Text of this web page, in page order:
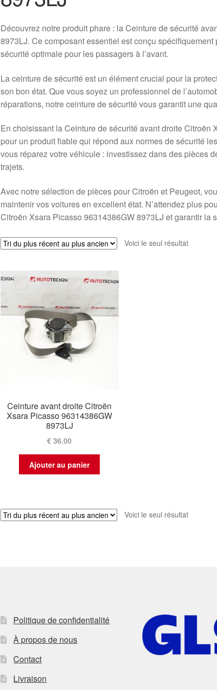
Découvrez notre produit phare : la Ceinture de sécurité
8973LJ. Ce composant essentiel est conçu
sécurité optimale pour les passagers à l’avant.
La ceinture de sécurité est un élément crucial pour la
son bon état. Que vous soyez un professionnel de
réparations, notre ceinture de sécurité vous garantit une
En choisissant la Ceinture de sécurité avant droite
pour un produit fiable qui répond aux normes de sécurité
vous réparez votre véhicule : investissez dans des pièces
trajets.
Avec notre sélection de pièces pour Citroën et Peugeot,
maintenir vos voitures en excellent état. N’attendez plus
Citroën Xsara Picasso 96314386GW 8973LJ et garantir la
Voici le seul résultat
Ceinture avant droite Citroën
Xsara Picasso 96314386GW
8973LJ
€ 36,00
Ajouter au panier
Voici le seul résultat
Politique de confidentialité
À propos de nous
Contact
Livraison